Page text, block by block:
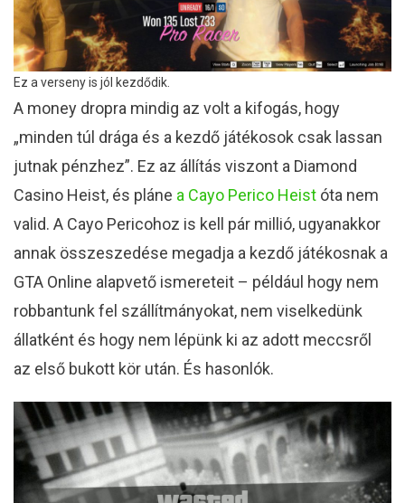
Ez a verseny is jól kezdődik.
A money dropra mindig az volt a kifogás, hogy
„minden túl drága és a kezdő játékosok csak lassan
jutnak pénzhez”. Ez az állítás viszont a Diamond
Casino Heist, és pláne a Cayo Perico Heist óta nem
valid. A Cayo Pericohoz is kell pár millió, ugyanakkor
annak összeszedése megadja a kezdő játékosnak a
GTA Online alapvető ismereteit – például hogy nem
robbantunk fel szállítmányokat, nem viselkedünk
állatként és hogy nem lépünk ki az adott meccsről
az első bukott kör után. És hasonlók.